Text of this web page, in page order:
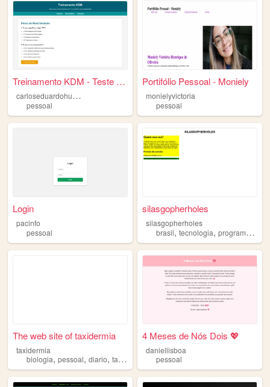
Treinamento KDM - Teste seus...
c
arloseduardohubner
pessoal
Portifólio Pessoal - Moniely
monielyvictoria
pessoal
Login
pacinfo
pessoal
silasgopherholes
silasgopherholes
brasil,tecnologia,programacao
The web site of taxidermia
taxidermia
biologia, pessoal, diario, taxidermia bruxaria
4 Meses de Nós Dois 💖
daniellisboa
pessoal